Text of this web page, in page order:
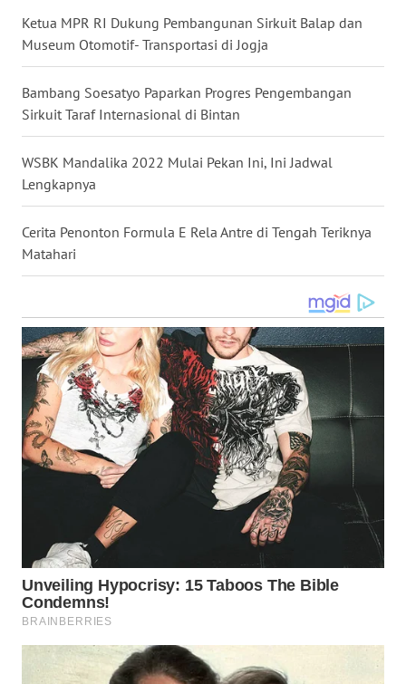
Ketua MPR RI Dukung Pembangunan Sirkuit Balap dan
Museum Otomotif- Transportasi di Jogja
Bambang Soesatyo Paparkan Progres Pengembangan
Sirkuit Taraf Internasional di Bintan
WSBK Mandalika 2022 Mulai Pekan Ini, Ini Jadwal
Lengkapnya
Cerita Penonton Formula E Rela Antre di Tengah Teriknya
Matahari
WN
NUSANTARA
WN
JOGJA
WN
JATIM
WN
BALI
WN
KALTENG
WN
KALTARA
WN
KALTIM
WN
SULSEL